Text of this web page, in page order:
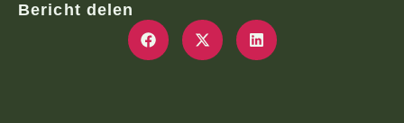
Bericht delen